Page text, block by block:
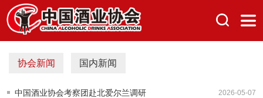
协会新闻 国内新闻
中国酒业协会考察团赴北爱尔兰调研 2026-05-07